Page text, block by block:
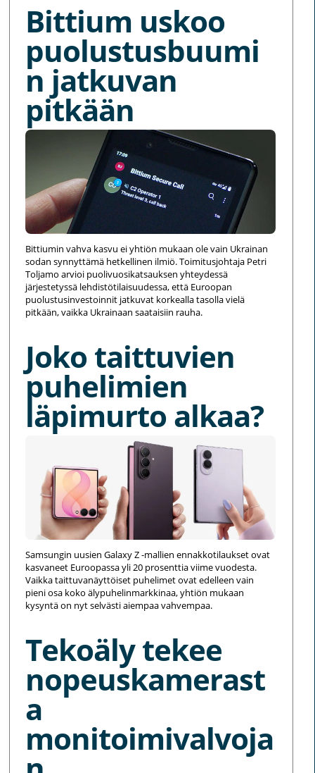
Bittium uskoo
puolustusbuumi
n jatkuvan
pitkään
Bittiumin vahva kasvu ei yhtiön mukaan ole vain Ukrainan
sodan synnyttämä hetkellinen ilmiö. Toimitusjohtaja Petri
Toljamo arvioi puolivuosikatsauksen yhteydessä
järjestetyssä lehdistötilaisuudessa, että Euroopan
puolustusinvestoinnit jatkuvat korkealla tasolla vielä
pitkään, vaikka Ukrainaan saataisiin rauha.
Joko taittuvien
puhelimien
läpimurto alkaa?
Samsungin uusien Galaxy Z -mallien ennakkotilaukset ovat
kasvaneet Euroopassa yli 20 prosenttia viime vuodesta.
Vaikka taittuvanäyttöiset puhelimet ovat edelleen vain
pieni osa koko älypuhelinmarkkinaa, yhtiön mukaan
kysyntä on nyt selvästi aiempaa vahvempaa.
Tekoäly tekee
nopeuskamerast
a
monitoimivalvoja